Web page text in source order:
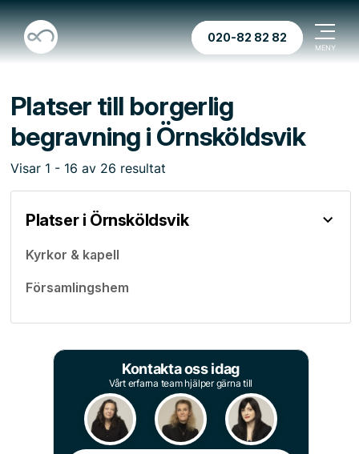
020-82 82 82
Platser till borgerlig
begravning i Örnsköldsvik
Visar 1 - 16 av 26 resultat
Platser i Örnsköldsvik
Kyrkor & kapell
Församlingshem
Kontakta oss idag
Vårt erfarna team hjälper gärna till